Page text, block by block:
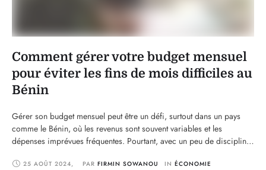
Comment gérer votre budget mensuel
pour éviter les fins de mois difficiles au
Bénin
Gérer son budget mensuel peut être un défi, surtout dans un pays
comme le Bénin, où les revenus sont souvent variables et les
dépenses imprévues fréquentes. Pourtant, avec un peu de discipline
les fins de mois difficiles. Cet article vous propose des conseils …
25 AOÛT 2024, PAR FIRMIN SOWANOU IN ÉCONOMIE